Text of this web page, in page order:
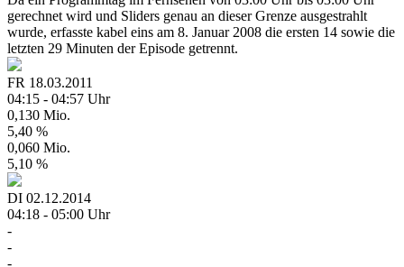
gerechnet wird und Sliders genau an dieser Grenze ausgestrahlt
wurde, erfasste kabel eins am 8. Januar 2008 die ersten 14 sowie die
letzten 29 Minuten der Episode getrennt.
FR 18.03.2011
04:15 - 04:57 Uhr
0,130 Mio.
5,40 %
0,060 Mio.
5,10 %
DI 02.12.2014
04:18 - 05:00 Uhr
-
-
-